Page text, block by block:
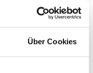
Über Cookies
Vorderseite
und
können,